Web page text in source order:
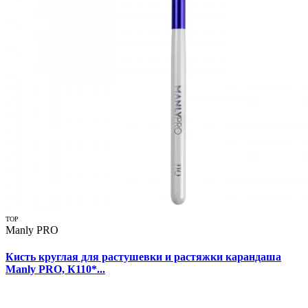
TOP
Manly PRO
Кисть круглая для растушевки и растяжки карандаша
Manly PRO, К110*...